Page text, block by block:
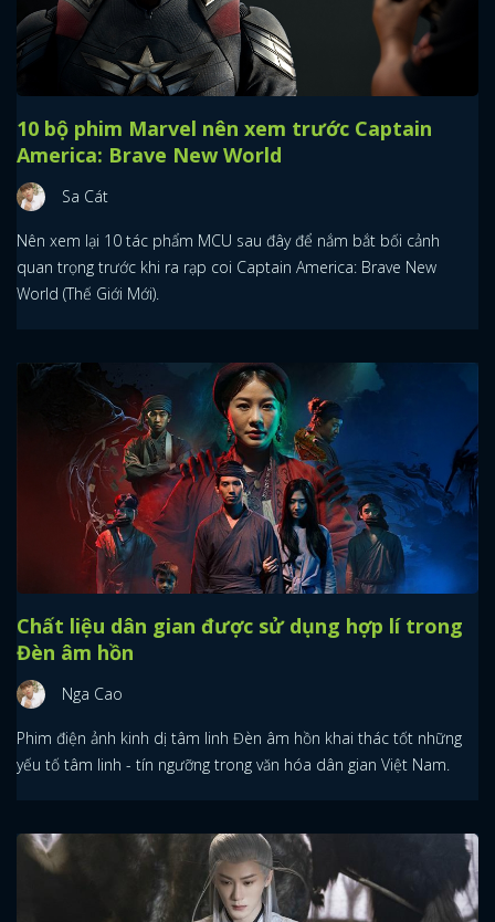
10 bộ phim Marvel nên xem trước Captain
America: Brave New World
Sa Cát
Nên xem lại 10 tác phẩm MCU sau đây để nắm bắt bối cảnh
quan trọng trước khi ra rạp coi Captain America: Brave New
World (Thế Giới Mới).
Chất liệu dân gian được sử dụng hợp lí trong
Đèn âm hồn
Nga Cao
Phim điện ảnh kinh dị tâm linh Đèn âm hồn khai thác tốt những
yếu tố tâm linh - tín ngưỡng trong văn hóa dân gian Việt Nam.